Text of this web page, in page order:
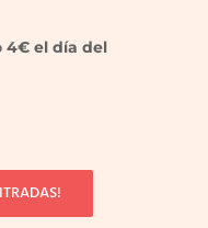
4€ el día del